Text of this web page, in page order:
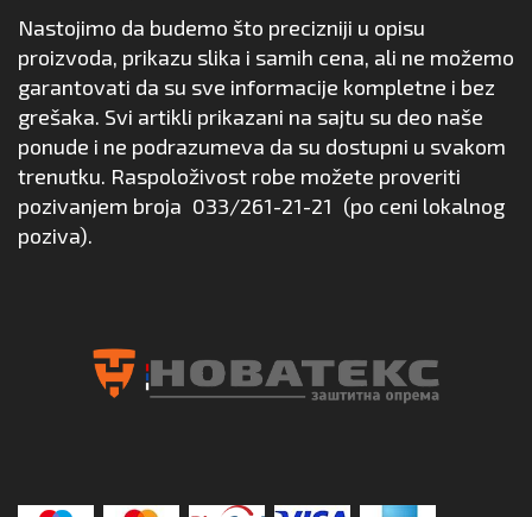
Nastojimo da budemo što precizniji u opisu
proizvoda, prikazu slika i samih cena, ali ne možemo
garantovati da su sve informacije kompletne i bez
grešaka. Svi artikli prikazani na sajtu su deo naše
ponude i ne podrazumeva da su dostupni u svakom
trenutku. Raspoloživost robe možete proveriti
pozivanjem broja 033/261-21-21 (po ceni lokalnog
poziva).